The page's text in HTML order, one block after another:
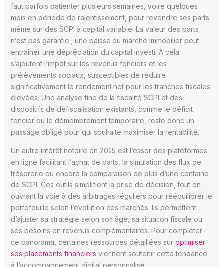
faut parfois patienter plusieurs semaines, voire quelques
mois en période de ralentissement, pour revendre ses parts
même sur des SCPI à capital variable. La valeur des parts
n’est pas garantie ; une baisse du marché immobilier peut
entraîner une dépréciation du capital investi. À cela
s’ajoutent l’impôt sur les revenus fonciers et les
prélèvements sociaux, susceptibles de réduire
significativement le rendement net pour les tranches fiscales
élevées. Une analyse fine de la fiscalité SCPI et des
dispositifs de défiscalisation existants, comme le déficit
foncier ou le démembrement temporaire, reste donc un
passage obligé pour qui souhaite maximiser la rentabilité.
Un autre intérêt notoire en 2025 est l’essor des plateformes
en ligne facilitant l’achat de parts, la simulation des flux de
trésorerie ou encore la comparaison de plus d’une centaine
de SCPI. Ces outils simplifient la prise de décision, tout en
ouvrant la voie à des arbitrages réguliers pour rééquilibrer le
portefeuille selon l’évolution des marchés. Ils permettent
d’ajuster sa stratégie selon son âge, sa situation fiscale ou
ses besoins en revenus complémentaires. Pour compléter
ce panorama, certaines ressources détaillées sur optimiser
ses placements financiers viennent soutenir cette tendance
à l’accompagnement digital personnalisé.